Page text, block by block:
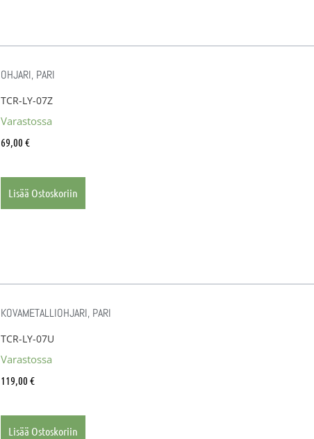
OHJARI, PARI
TCR-LY-07Z
Varastossa
69,00 €
Lisää Ostoskoriin
KOVAMETALLIOHJARI, PARI
TCR-LY-07U
Varastossa
119,00 €
Lisää Ostoskoriin